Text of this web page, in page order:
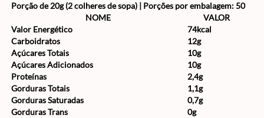
Porção de 20g (2 colheres de sopa) | Porções por embalagem: 50
NOME
VALOR
Valor Energético
74kcal
Carboidratos
12g
Açúcares Totais
10g
Açúcares Adicionados
10g
Proteínas
2,4g
Gorduras Totais
1,1g
Gorduras Saturadas
0,7g
Gorduras Trans
0g